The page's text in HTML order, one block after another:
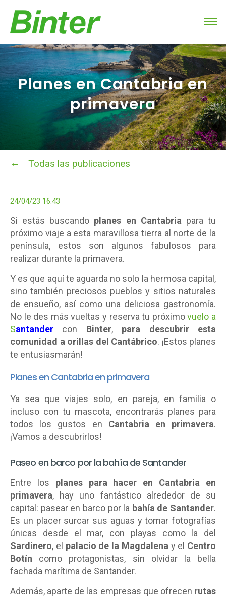
Planes en Cantabria en
primavera
Todas las publicaciones
24/04/23 16:43
Si estás buscando planes en Cantabria para tu
próximo viaje a esta maravillosa tierra al norte de la
península, estos son algunos fabulosos para
realizar durante la primavera.
Y es que aquí te aguarda no solo la hermosa capital,
sino también preciosos pueblos y sitios naturales
de ensueño, así como una deliciosa gastronomía.
No le des más vueltas y reserva tu próximovuelo a
Santander con Binter, para descubrir esta
comunidad a orillas del Cantábrico. ¡Estos planes
te entusiasmarán!
Planes en Cantabria en primavera
Ya sea que viajes solo, en pareja, en familia o
incluso con tu mascota, encontrarás planes para
todos los gustos en Cantabria en primavera.
¡Vamos a descubrirlos!
Paseo en barco por la bahía de Santander
Entre los planes para hacer en Cantabria en
primavera, hay uno fantástico alrededor de su
capital: pasear en barco por la bahía de Santander.
Es un placer surcar sus aguas y tomar fotografías
únicas desde el mar, con playas como la del
Sardinero, el palacio de la Magdalena y el Centro
Botín como protagonistas, sin olvidar la bella
fachada marítima de Santander.
Además, aparte de las empresas que ofrecen rutas